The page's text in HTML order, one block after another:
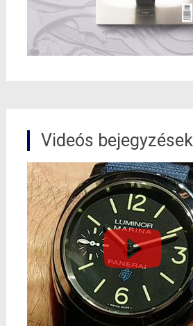
Videós bejegyzések